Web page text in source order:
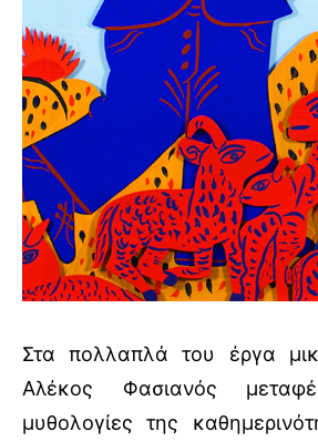
Στα πολλαπλά του έργα
Αλέκος Φασιανός
μυθολογίες της